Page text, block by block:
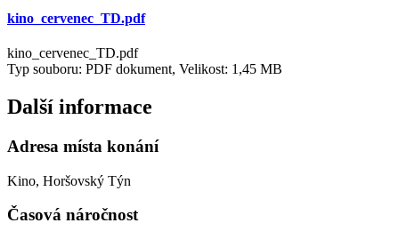
kino_cervenec_TD.pdf
kino_cervenec_TD.pdf
Typ souboru: PDF dokument, Velikost: 1,45 MB
Další informace
Adresa místa konání
Kino, Horšovský Týn
Časová náročnost